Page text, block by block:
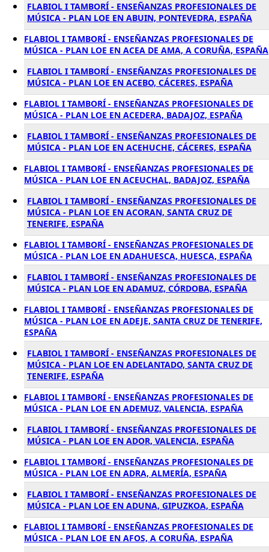
FLABIOL I TAMBORÍ - ENSEÑANZAS PROFESIONALES DE
MÚSICA - PLAN LOE EN ABUIN, PONTEVEDRA, ESPAÑA
FLABIOL I TAMBORÍ - ENSEÑANZAS PROFESIONALES DE
MÚSICA - PLAN LOE EN ACEA DE AMA, A CORUÑA, ESPAÑA
FLABIOL I TAMBORÍ - ENSEÑANZAS PROFESIONALES DE
MÚSICA - PLAN LOE EN ACEBO, CÁCERES, ESPAÑA
FLABIOL I TAMBORÍ - ENSEÑANZAS PROFESIONALES DE
MÚSICA - PLAN LOE EN ACEDERA, BADAJOZ, ESPAÑA
FLABIOL I TAMBORÍ - ENSEÑANZAS PROFESIONALES DE
MÚSICA - PLAN LOE EN ACEHUCHE, CÁCERES, ESPAÑA
FLABIOL I TAMBORÍ - ENSEÑANZAS PROFESIONALES DE
MÚSICA - PLAN LOE EN ACEUCHAL, BADAJOZ, ESPAÑA
FLABIOL I TAMBORÍ - ENSEÑANZAS PROFESIONALES DE
MÚSICA - PLAN LOE EN ACORAN, SANTA CRUZ DE
TENERIFE, ESPAÑA
FLABIOL I TAMBORÍ - ENSEÑANZAS PROFESIONALES DE
MÚSICA - PLAN LOE EN ADAHUESCA, HUESCA, ESPAÑA
FLABIOL I TAMBORÍ - ENSEÑANZAS PROFESIONALES DE
MÚSICA - PLAN LOE EN ADAMUZ, CÓRDOBA, ESPAÑA
FLABIOL I TAMBORÍ - ENSEÑANZAS PROFESIONALES DE
MÚSICA - PLAN LOE EN ADEJE, SANTA CRUZ DE TENERIFE,
ESPAÑA
FLABIOL I TAMBORÍ - ENSEÑANZAS PROFESIONALES DE
MÚSICA - PLAN LOE EN ADELANTADO, SANTA CRUZ DE
TENERIFE, ESPAÑA
FLABIOL I TAMBORÍ - ENSEÑANZAS PROFESIONALES DE
MÚSICA - PLAN LOE EN ADEMUZ, VALENCIA, ESPAÑA
FLABIOL I TAMBORÍ - ENSEÑANZAS PROFESIONALES DE
MÚSICA - PLAN LOE EN ADOR, VALENCIA, ESPAÑA
FLABIOL I TAMBORÍ - ENSEÑANZAS PROFESIONALES DE
MÚSICA - PLAN LOE EN ADRA, ALMERÍA, ESPAÑA
FLABIOL I TAMBORÍ - ENSEÑANZAS PROFESIONALES DE
MÚSICA - PLAN LOE EN ADUNA, GIPUZKOA, ESPAÑA
FLABIOL I TAMBORÍ - ENSEÑANZAS PROFESIONALES DE
MÚSICA - PLAN LOE EN AFOS, A CORUÑA, ESPAÑA